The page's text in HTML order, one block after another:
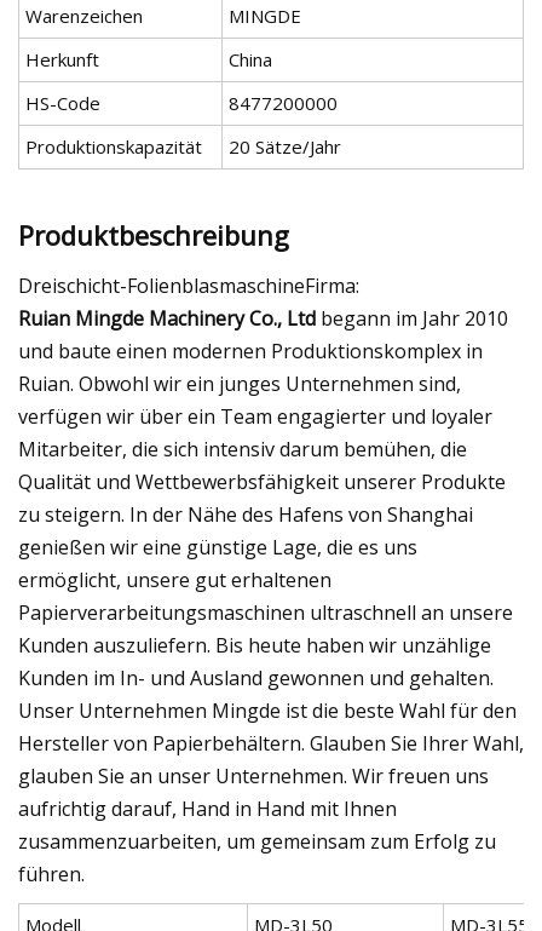
Warenzeichen
MINGDE
Herkunft
China
HS-Code
8477200000
Produktionskapazität
20 Sätze/Jahr
Produktbeschreibung
Dreischicht-FolienblasmaschineFirma:
Ruian Mingde Machinery Co., Ltd begann im Jahr 2010
und baute einen modernen Produktionskomplex in
Ruian. Obwohl wir ein junges Unternehmen sind,
verfügen wir über ein Team engagierter und loyaler
Mitarbeiter, die sich intensiv darum bemühen, die
Qualität und Wettbewerbsfähigkeit unserer Produkte
zu steigern. In der Nähe des Hafens von Shanghai
genießen wir eine günstige Lage, die es uns
ermöglicht, unsere gut erhaltenen
Papierverarbeitungsmaschinen ultraschnell an unsere
Kunden auszuliefern. Bis heute haben wir unzählige
Kunden im In- und Ausland gewonnen und gehalten.
Unser Unternehmen Mingde ist die beste Wahl für den
Hersteller von Papierbehältern. Glauben Sie Ihrer Wahl,
glauben Sie an unser Unternehmen. Wir freuen uns
aufrichtig darauf, Hand in Hand mit Ihnen
zusammenzuarbeiten, um gemeinsam zum Erfolg zu
führen.
Modell MD-3L50 MD-3L55